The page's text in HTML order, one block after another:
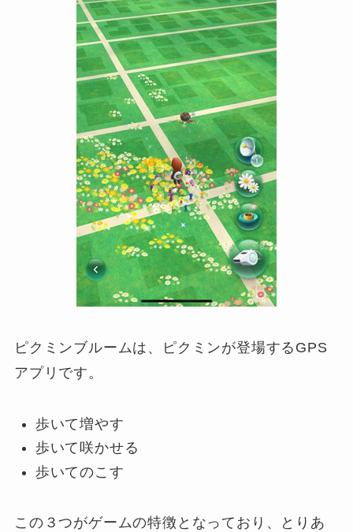
ピクミンブルームは、ピクミンが登場するGPS
アプリです。
歩いて増やす
歩いて咲かせる
歩いてのこす
この３つがゲームの特徴となっており、とりあ